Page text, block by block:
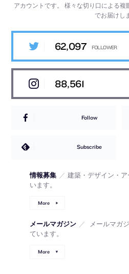
アカウントです。様々な切り口による複
でお届けし
62,097
88,561
Follow
Subscribe
情報募集 ／ 建築・デザイン・
います。
More
メールマガジン ／
メールマガ
ています。
More